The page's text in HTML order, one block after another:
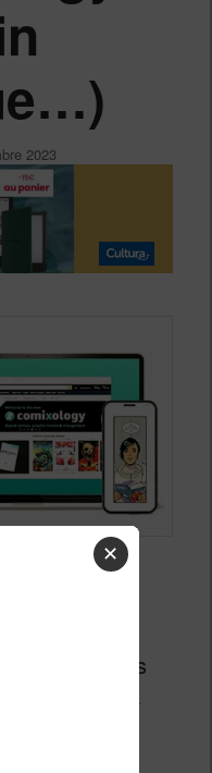
2023
a eu lieu en
vivre ce
dessinées
va
à
✕